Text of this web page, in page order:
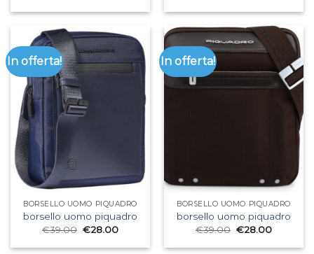
In offerta!
BORSELLO UOMO PIQUADRO
borsello uomo piquadro
€39.00 €28.00
In offerta!
BORSELLO UOMO PIQUADRO
borsello uomo piquadro
€39.00 €28.00